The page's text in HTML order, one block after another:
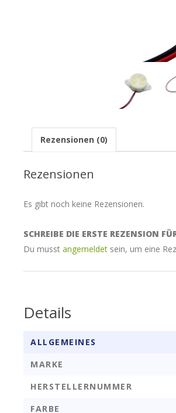
Rezensionen (0)
Rezensionen
Es gibt noch keine Rezensionen.
SCHREIBE DIE ERSTE REZENSION
Du musst angemeldet sein, um eine
Details
ALLGEMEINES
MARKE
HERSTELLERNUMMER
FARBE